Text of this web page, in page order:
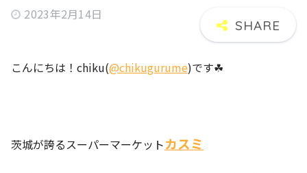
2023年2月14日
こんにちは！chiku(@chikugurume)です☘
茨城が誇るスーパーマーケットカスミ